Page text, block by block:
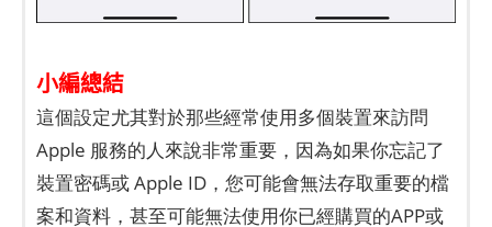
小編總結
這個設定尤其對於那些經常使用多個裝置來訪問
Apple 服務的人來說非常重要，因為如果你忘記了
裝置密碼或 Apple ID，您可能會無法存取重要的檔
案和資料，甚至可能無法使用你已經購買的APP或